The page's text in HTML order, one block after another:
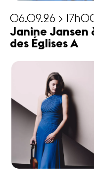
06.09.26 >
Janine Jansen
des Églises A